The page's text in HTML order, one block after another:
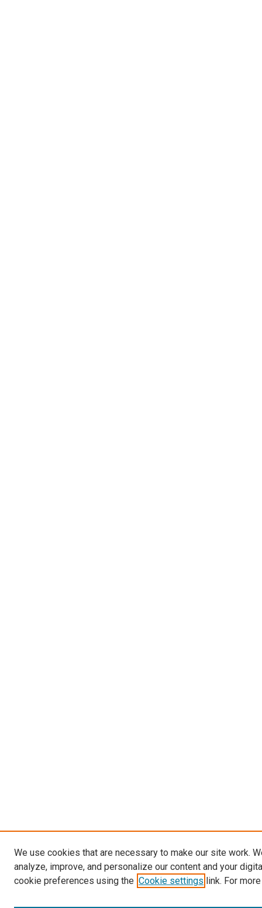
We use cookies that are necessary to make our site work.
analyze, improve, and personalize our content and your
cookie preferences using the Cookie settings link. For